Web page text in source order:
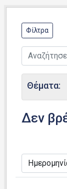
Φίλτρα
Θέματα:
Δεν